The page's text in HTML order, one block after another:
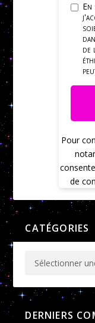
En
de
Pour
de
CATÉGORIES
DERNIERS